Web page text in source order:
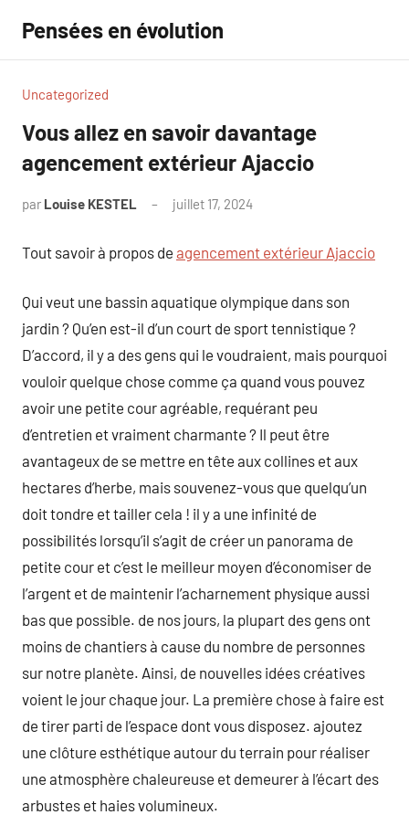
contenu
Pensées en évolution
Uncategorized
Vous allez en savoir davantage
agencement extérieur Ajaccio
par Louise KESTEL juillet 17, 2024
Tout savoir à propos de agencement extérieur Ajaccio
Qui veut une bassin aquatique olympique dans son
jardin ? Qu’en est-il d’un court de sport tennistique ?
D’accord, il y a des gens qui le voudraient, mais pourquoi
vouloir quelque chose comme ça quand vous pouvez
avoir une petite cour agréable, requérant peu
d’entretien et vraiment charmante ? Il peut être
avantageux de se mettre en tête aux collines et aux
hectares d’herbe, mais souvenez-vous que quelqu’un
doit tondre et tailler cela ! il y a une infinité de
possibilités lorsqu’il s’agit de créer un panorama de
petite cour et c’est le meilleur moyen d’économiser de
l’argent et de maintenir l’acharnement physique aussi
bas que possible. de nos jours, la plupart des gens ont
moins de chantiers à cause du nombre de personnes
sur notre planète. Ainsi, de nouvelles idées créatives
voient le jour chaque jour. La première chose à faire est
de tirer parti de l’espace dont vous disposez. ajoutez
une clôture esthétique autour du terrain pour réaliser
une atmosphère chaleureuse et demeurer à l’écart des
arbustes et haies volumineux.